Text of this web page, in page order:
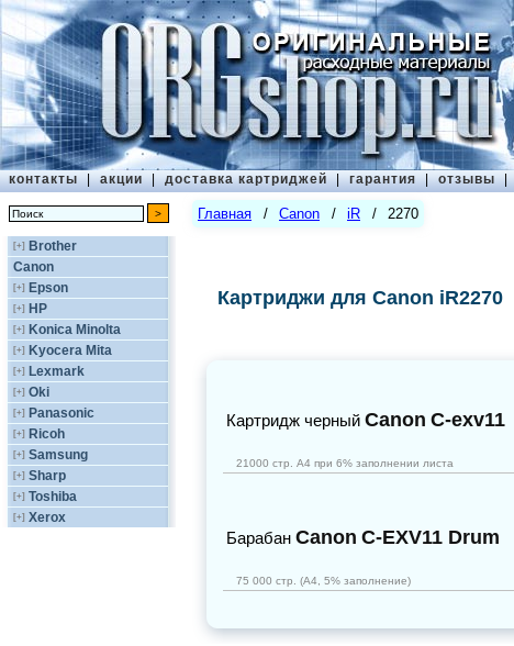
контакты | акции | доставка картриджей | гарантия | отзывы |
[+] Brother
Canon
[+] Epson
[+] HP
[+] Konica Minolta
[+] Kyocera Mita
[+] Lexmark
[+] Oki
[+] Panasonic
[+] Ricoh
[+] Samsung
[+] Sharp
[+] Toshiba
[+] Xerox
Главная / Canon / iR / 2270
Картриджи для Canon iR2270
Картридж черный Canon C-exv11
21000 стр. А4 при 6% заполнении листа
Барабан Canon C-EXV11 Drum
75 000 стр. (А4, 5% заполнение)